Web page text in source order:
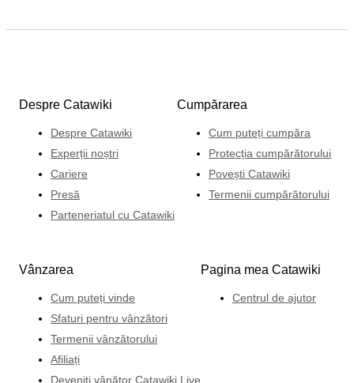
Despre Catawiki
Despre Catawiki
Experții noștri
Cariere
Presă
Parteneriatul cu Catawiki
Cumpărarea
Cum puteți cumpăra
Protecția cumpărătorului
Povești Catawiki
Termenii cumpărătorului
Vânzarea
Cum puteți vinde
Sfaturi pentru vânzători
Termenii vânzătorului
Afiliați
Deveniți vânător Catawiki Live
Pagina mea Catawiki
Centrul de ajutor